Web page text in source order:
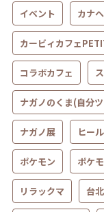
イベント カナ
カービィカフェ
コラボカフェ
ナガノのくま(自分
ナガノ展 ヒー
ポケモン ポケ
リラックマ 台北